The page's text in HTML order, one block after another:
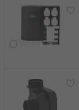
Vergelijk